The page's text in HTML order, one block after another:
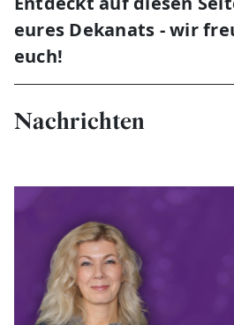
eures Dekanats - wir
euch!
Nachrichten